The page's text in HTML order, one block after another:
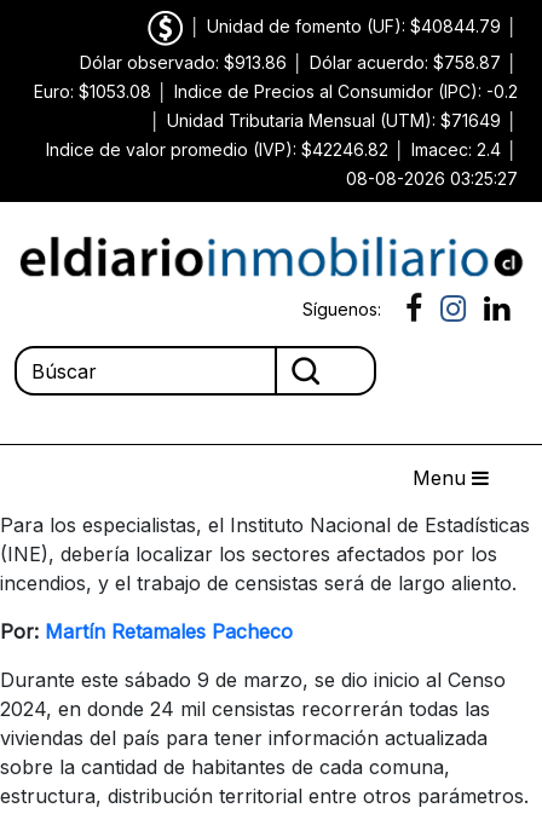
Unidad de fomento (UF): $40844.79
Dólar observado: $913.86
Dólar acuerdo: $758.87
Euro: $1053.08
Indice de Precios al Consumidor (IPC): -0.2
Unidad Tributaria Mensual (UTM): $71649
Indice de valor promedio (IVP): $42246.82
Imacec: 2.4
08-08-2026 03:25:27
Síguenos:
Menu
Para los especialistas, el Instituto Nacional de Estadísticas
(INE), debería localizar los sectores afectados por los
incendios, y el trabajo de censistas será de largo aliento.
Por: Martín Retamales Pacheco
Durante este sábado 9 de marzo, se dio inicio al Censo
2024, en donde 24 mil censistas recorrerán todas las
viviendas del país para tener información actualizada
sobre la cantidad de habitantes de cada comuna,
estructura, distribución territorial entre otros parámetros.